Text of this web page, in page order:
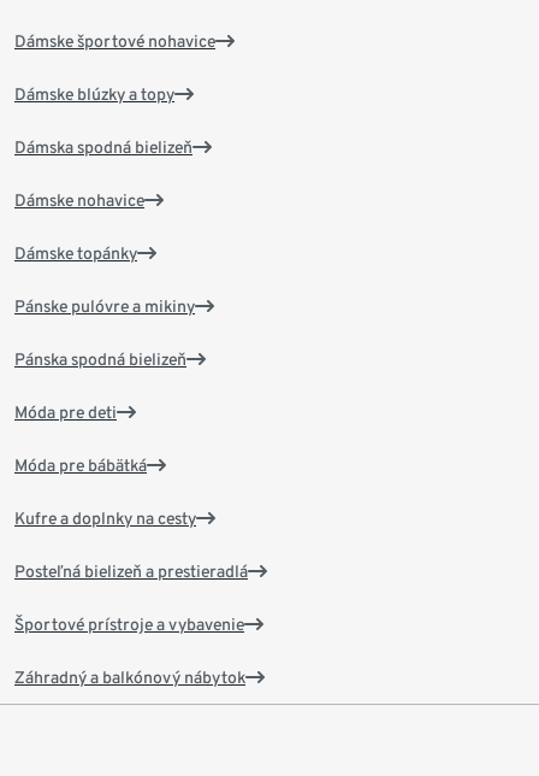
Dámske športové nohavice
Dámske blúzky a topy
Dámska spodná bielizeň
Dámske nohavice
Dámske topánky
Pánske pulóvre a mikiny
Pánska spodná bielizeň
Móda pre deti
Móda pre bábätká
Kufre a doplnky na cesty
Posteľná bielizeň a prestieradlá
Športové prístroje a vybavenie
Záhradný a balkónový nábytok